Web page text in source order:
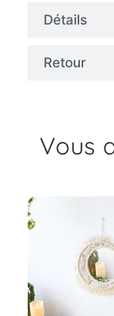
Détails
Retour
Vous